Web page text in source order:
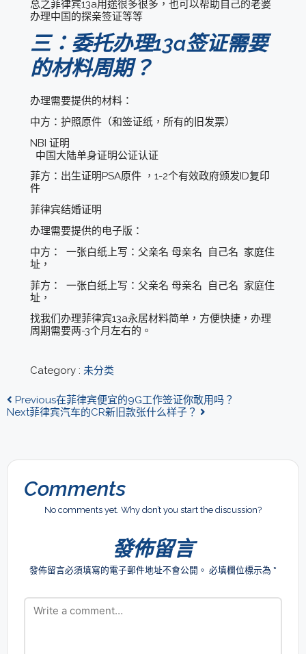
总之菲律宾13a用途很多很多，也可以帮助自己的老婆
办理中国的探亲签证等等
三：委托办理13a签证需要
的材料周期？
办理需要提供的材料：
中方：护照原件（和签证纸，所有的旧发票）
NBI 证明
中国大陆单身证明公证认证
菲方：出生证明PSA原件 ，1-2个有效政府颁发ID复印
件
菲律宾结婚证明
办理需要提供的电子版：
中方： 一张白纸上写：父亲名 母亲名 自己名 家庭住
址，
菲方： 一张白纸上写：父亲名 母亲名 自己名 家庭住
址，
找我们办理菲律宾13a永居材料简单，方便快捷，办理
周期需要两-3个月左右的。
Category : 未分类
Previous在菲律宾便宜的9G工作签证你敢用吗？
Next菲律宾汽车的CR新旧款张什么样子？
Comments
No comments yet. Why don’t you start the discussion?
發佈留言
發佈留言必須填寫的電子郵件地址不會公開。 必填欄位標示為 *